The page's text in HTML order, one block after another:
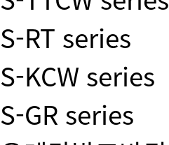
S-RT series
S-KCW series
S-GR series